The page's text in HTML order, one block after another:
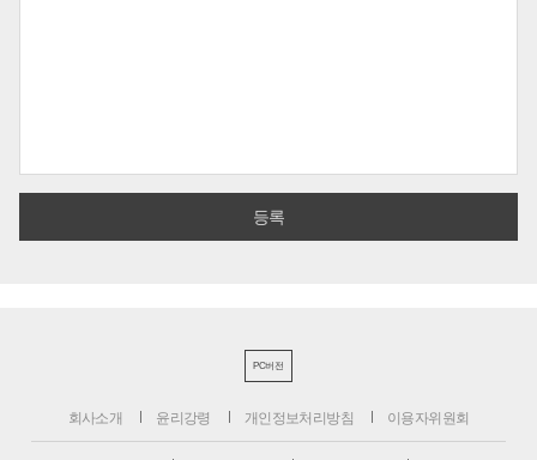
PC버전
회사소개 윤리강령 개인정보처리방침 이용자위원회